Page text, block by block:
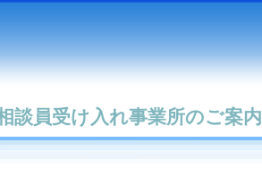
談員受け入れ事業所のご案内